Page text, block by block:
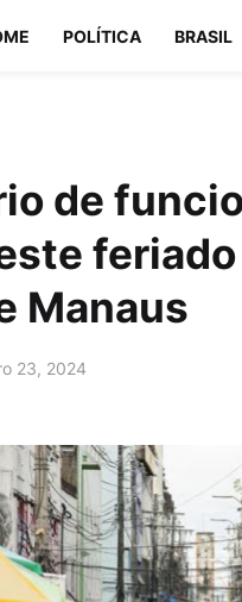
POLÍTICA BRASIL
de
Manaus
23, 2024